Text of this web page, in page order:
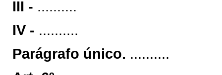
III - ..........
IV - ..........
Parágrafo único. ..........